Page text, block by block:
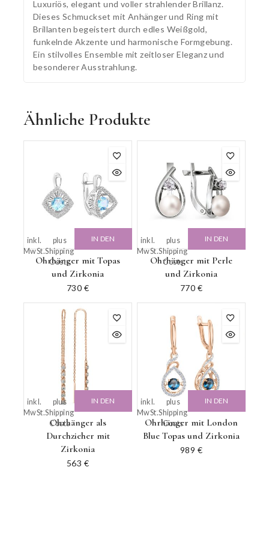
Luxuriös, elegant und voller strahlender Brillanz.
Dieses Schmuckset mit Anhänger und Ring mit
Brillanten begeistert durch edles Weißgold,
funkelnde Akzente und harmonische Formgebung.
Ein stilvolles Ensemble mit zeitloser Eleganz und
besonderer Ausstrahlung.
Ähnliche Produkte
Ohrhänger mit Topas
und Zirkonia
730 €
inkl.
MwSt.
plus
Shipping
Costs
IN DEN
Ohrhänger mit Perle
und Zirkonia
770 €
inkl.
MwSt.
plus
Shipping
Costs
IN DEN
Ohrhänger als
Durchzieher mit
Zirkonia
563 €
inkl.
MwSt.
plus
Shipping
Costs
IN DEN
Ohrhänger mit London
Blue Topas und Zirkonia
989 €
inkl.
MwSt.
plus
Shipping
Costs
IN DEN